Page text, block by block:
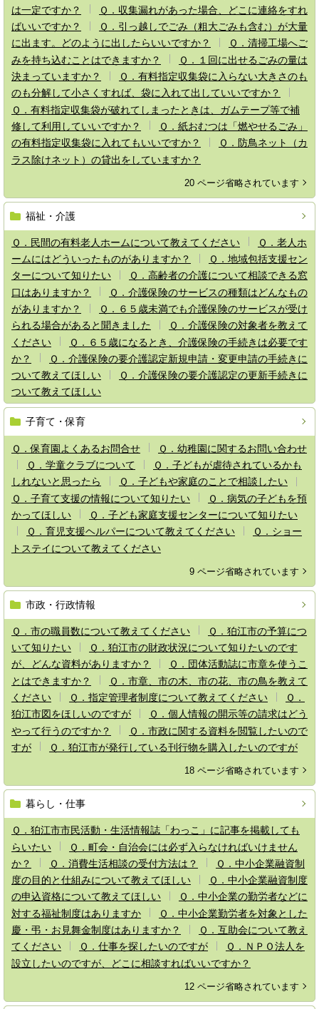
は一定ですか？
Ｑ．収集漏れがあった場合、どこに連絡をすれ
ばいいですか？
Ｑ．引っ越しでごみ（粗大ごみも含む）が大量
に出ます。どのように出したらいいですか？
Ｑ．清掃工場へご
みを持ち込むことはできますか？
Ｑ．１回に出せるごみの量は
決まっていますか？
Ｑ．有料指定収集袋に入らない大きさのも
のも分解して小さくすれば、袋に入れて出していいですか？
Ｑ．有料指定収集袋が破れてしまったときは、ガムテープ等で補
修して利用していいですか？
Ｑ．紙おむつは「燃やせるごみ」
の有料指定収集袋に入れてもいいですか？
Ｑ．防鳥ネット（カ
ラス除けネット）の貸出をしていますか？
20 ページ省略されています
福祉・介護
Ｑ．民間の有料老人ホームについて教えてください
Ｑ．老人ホ
ームにはどういったものがありますか？
Ｑ．地域包括支援セン
ターについて知りたい
Ｑ．高齢者の介護について相談できる窓
口はありますか？
Ｑ．介護保険のサービスの種類はどんなもの
がありますか？
Ｑ．６５歳未満でも介護保険のサービスが受け
られる場合があると聞きました
Ｑ．介護保険の対象者を教えて
ください
Ｑ．６５歳になるとき、介護保険の手続きは必要です
か？
Ｑ．介護保険の要介護認定新規申請・変更申請の手続きに
ついて教えてほしい
Ｑ．介護保険の要介護認定の更新手続きに
ついて教えてほしい
子育て・保育
Ｑ．保育園よくあるお問合せ
Ｑ．幼稚園に関するお問い合わせ
Ｑ．学童クラブについて
Ｑ．子どもが虐待されているかも
しれないと思ったら
Ｑ．子どもや家庭のことで相談したい
Ｑ．子育て支援の情報について知りたい
Ｑ．病気の子どもを預
かってほしい
Ｑ．子ども家庭支援センターについて知りたい
Ｑ．育児支援ヘルパーについて教えてください
Ｑ．ショー
トステイについて教えてください
9 ページ省略されています
市政・行政情報
Ｑ．市の職員数について教えてください
Ｑ．狛江市の予算につ
いて知りたい
Ｑ．狛江市の財政状況について知りたいのです
が、どんな資料がありますか？
Ｑ．団体活動誌に市章を使うこ
とはできますか？
Ｑ．市章、市の木、市の花、市の鳥を教えて
ください
Ｑ．指定管理者制度について教えてください
Ｑ．
狛江市図をほしいのですが
Ｑ．個人情報の開示等の請求はどう
やって行うのですか？
Ｑ．市政に関する資料を閲覧したいので
すが
Ｑ．狛江市が発行している刊行物を購入したいのですが
18 ページ省略されています
暮らし・仕事
Ｑ．狛江市市民活動・生活情報誌「わっこ」に記事を掲載しても
らいたい
Ｑ．町会・自治会には必ず入らなければいけません
か？
Ｑ．消費生活相談の受付方法は？
Ｑ．中小企業融資制
度の目的と仕組みについて教えてほしい
Ｑ．中小企業融資制度
の申込資格について教えてほしい
Ｑ．中小企業の勤労者などに
対する福祉制度はありますか
Ｑ．中小企業勤労者を対象とした
慶・弔・お見舞金制度はありますか？
Ｑ．互助会について教え
てください
Ｑ．仕事を探したいのですが
Ｑ．ＮＰＯ法人を
設立したいのですが、どこに相談すればいいですか？
12 ページ省略されています